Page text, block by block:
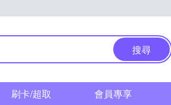
搜尋
刷卡/超取 會員專享